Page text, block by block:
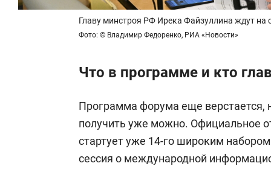
Главу минстроя РФ Ирека Файзуллина ждут на
Фото: © Владимир Федоренко, РИА «Новости»
Что в программе и кто
Программа форума еще верстается,
получить уже можно. Официальное
стартует уже 14-го широким
сессия о международной